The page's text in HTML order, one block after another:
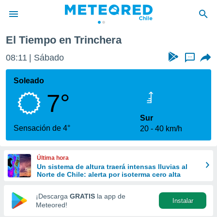
de
por
que se
calidad.
a este
las
y
forma
digital
basada
El Tiempo en Trinchera
08:11 Sábado ...
Soleado
7°
Sensación de 4°
Sur
20
40 km/h
Última hora
Un sistema de altura traerá intensas lluvias al
Norte de Chile: alerta por isoterma cero alta
¡Descarga GRATIS la app de
Meteored!
Instalar